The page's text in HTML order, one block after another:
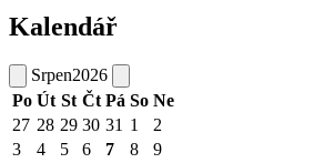
Kalendář
Srpen2026
Po Út St Čt Pá So Ne
27 28 29 30 31 1
2
3
4 5 6 7 8
9